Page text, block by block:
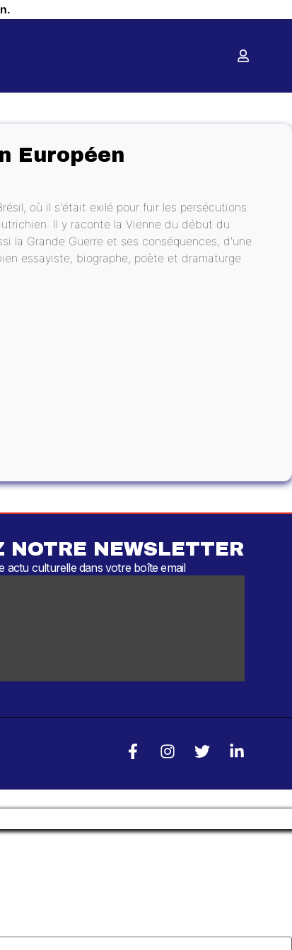
Européen
où il s'était exilé pour fuir les persécutions
Il y raconte la Vienne du début du
la Grande Guerre et ses conséquences, d'une
essayiste, biographe, poète et dramaturge
NOTRE NEWSLETTER
actu culturelle dans votre boîte email